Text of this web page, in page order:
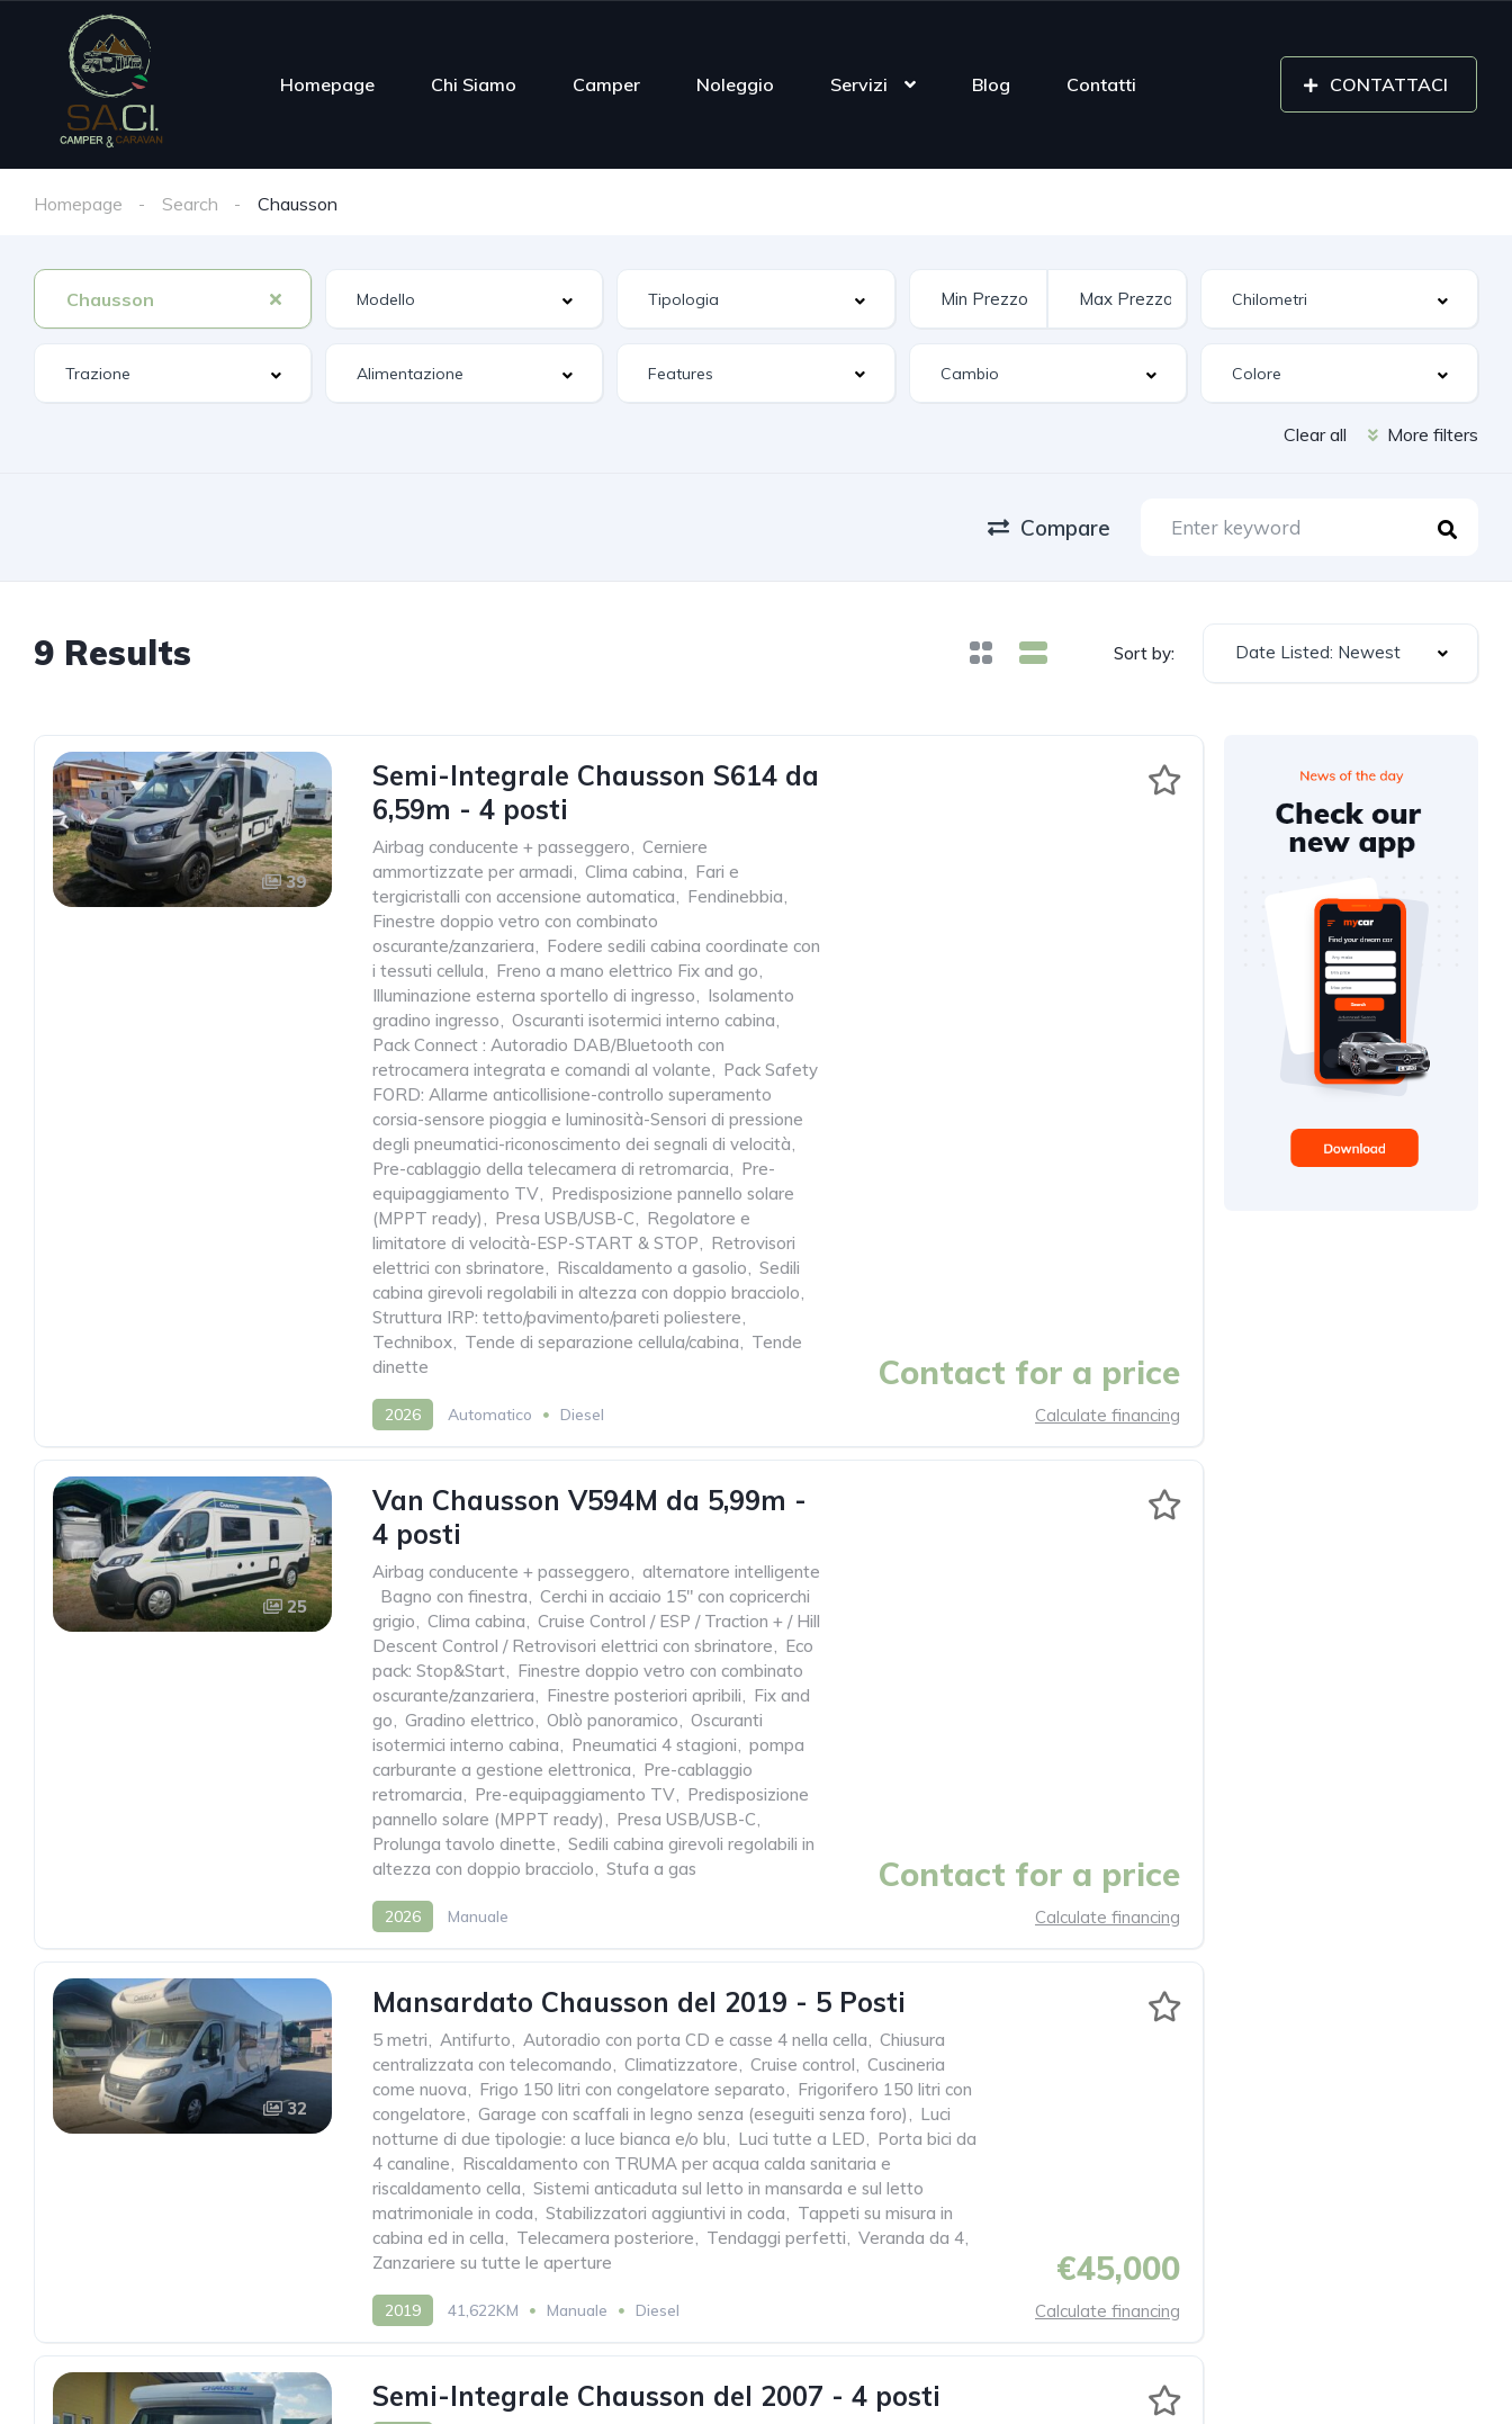
Homepage Chi Siamo Camper Noleggio Servizi Blog Contatti CONTATTACI
Homepage Search Chausson
Chausson
Features
Clear all More filters
Compare
9 Results Sort by: Date Listed: Newest
39
Semi-Integrale Chausson S614 da
6,59m - 4 posti
Airbag conducente + passeggero, Cerniere
ammortizzate per armadi, Clima cabina, Fari e
tergicristalli con accensione automatica, Fendinebbia,
Finestre doppio vetro con combinato
oscurante/zanzariera, Fodere sedili cabina coordinate con
i tessuti cellula, Freno a mano elettrico Fix and go,
Illuminazione esterna sportello di ingresso, Isolamento
gradino ingresso, Oscuranti isotermici interno cabina,
Pack Connect : Autoradio DAB/Bluetooth con
retrocamera integrata e comandi al volante, Pack Safety
FORD: Allarme anticollisione-controllo superamento
corsia-sensore pioggia e luminosità-Sensori di pressione
degli pneumatici-riconoscimento dei segnali di velocità,
Pre-cablaggio della telecamera di retromarcia, Pre-
equipaggiamento TV, Predisposizione pannello solare
(MPPT ready), Presa USB/USB-C, Regolatore e
limitatore di velocità-ESP-START & STOP, Retrovisori
elettrici con sbrinatore, Riscaldamento a gasolio, Sedili
cabina girevoli regolabili in altezza con doppio bracciolo,
Struttura IRP: tetto/pavimento/pareti poliestere,
Technibox, Tende di separazione cellula/cabina, Tende
dinette
2026 Automatico Diesel
Contact for a price
Calculate financing
25
Van Chausson V594M da 5,99m -
4 posti
Airbag conducente + passeggero, alternatore intelligente
Bagno con finestra, Cerchi in acciaio 15" con copricerchi
grigio, Clima cabina, Cruise Control / ESP / Traction + / Hill
Descent Control / Retrovisori elettrici con sbrinatore, Eco
pack: Stop&Start, Finestre doppio vetro con combinato
oscurante/zanzariera, Finestre posteriori apribili, Fix and
go, Gradino elettrico, Oblò panoramico, Oscuranti
isotermici interno cabina, Pneumatici 4 stagioni, pompa
carburante a gestione elettronica, Pre-cablaggio
retromarcia, Pre-equipaggiamento TV, Predisposizione
pannello solare (MPPT ready), Presa USB/USB-C,
Prolunga tavolo dinette, Sedili cabina girevoli regolabili in
altezza con doppio bracciolo, Stufa a gas
2026 Manuale
Contact for a price
Calculate financing
32
Mansardato Chausson del 2019 - 5 Posti
5 metri, Antifurto, Autoradio con porta CD e casse 4 nella cella, Chiusura
centralizzata con telecomando, Climatizzatore, Cruise control, Cuscineria
come nuova, Frigo 150 litri con congelatore separato, Frigorifero 150 litri con
congelatore, Garage con scaffali in legno senza (eseguiti senza foro), Luci
notturne di due tipologie: a luce bianca e/o blu, Luci tutte a LED, Porta bici da
4 canaline, Riscaldamento con TRUMA per acqua calda sanitaria e
riscaldamento cella, Sistemi anticaduta sul letto in mansarda e sul letto
matrimoniale in coda, Stabilizzatori aggiuntivi in coda, Tappeti su misura in
cabina ed in cella, Telecamera posteriore, Tendaggi perfetti, Veranda da 4,
Zanzariere su tutte le aperture
2019 41,622KM Manuale Diesel
€45,000
Calculate financing
Semi-Integrale Chausson del 2007 - 4 posti